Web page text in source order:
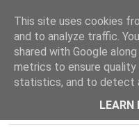
This site uses cookies
and to analyze traffic.
shared with Google
metrics to ensure
statistics, and to detect
LEARN